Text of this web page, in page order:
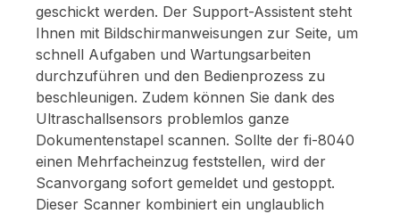
geschickt werden. Der Support-Assistent steht
Ihnen mit Bildschirmanweisungen zur Seite, um
schnell Aufgaben und Wartungsarbeiten
durchzuführen und den Bedienprozess zu
beschleunigen. Zudem können Sie dank des
Ultraschallsensors problemlos ganze
Dokumentenstapel scannen. Sollte der fi-8040
einen Mehrfacheinzug feststellen, wird der
Scanvorgang sofort gemeldet und gestoppt.
Dieser Scanner kombiniert ein unglaublich